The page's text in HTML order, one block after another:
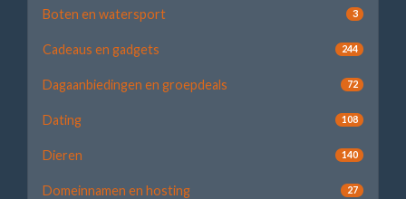
Boten en watersport 3
Cadeaus en gadgets 244
Dagaanbiedingen en groepdeals 72
Dating 108
Dieren 140
Domeinnamen en hosting 27